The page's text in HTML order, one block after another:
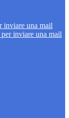
inviare una mail
inviare una mail